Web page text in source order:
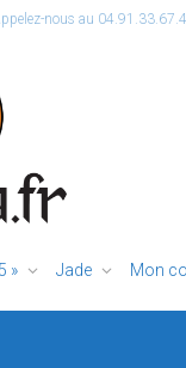
nous au
» Jade Mon